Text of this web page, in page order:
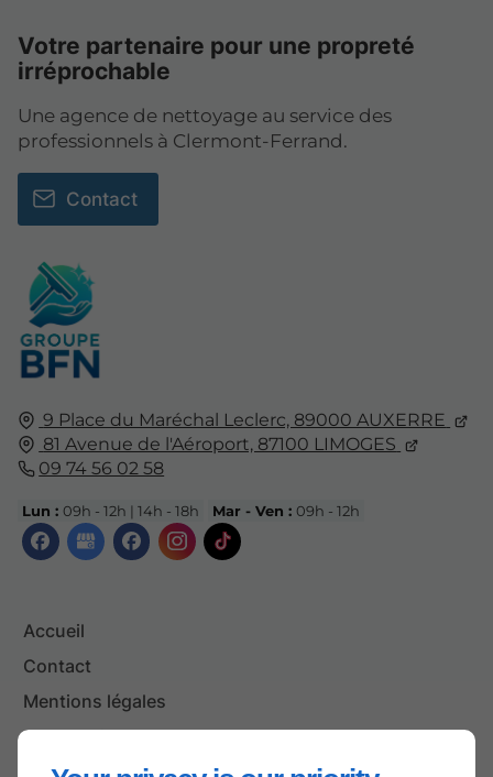
9 Place du Maréchal Leclerc, 89000 AUXERRE
81 Avenue de l'Aéroport, 87100 LIMOGES
09 74 56 02 58
Lun :09h - 12h | 14h - 18h Mar - Ven :09h - 12h
Accueil
Contact
Mentions légales
Plan du site
Votre partenaire pour une propreté
irréprochable
Une agence de nettoyage au service des
professionnels à Clermont-Ferrand.
Contact